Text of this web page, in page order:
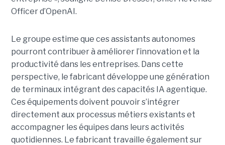
Officer d’OpenAI.
Le groupe estime que ces assistants autonomes
pourront contribuer à améliorer l’innovation et la
productivité dans les entreprises. Dans cette
perspective, le fabricant développe une génération
de terminaux intégrant des capacités IA agentique.
Ces équipements doivent pouvoir s’intégrer
directement aux processus métiers existants et
accompagner les équipes dans leurs activités
quotidiennes. Le fabricant travaille également sur